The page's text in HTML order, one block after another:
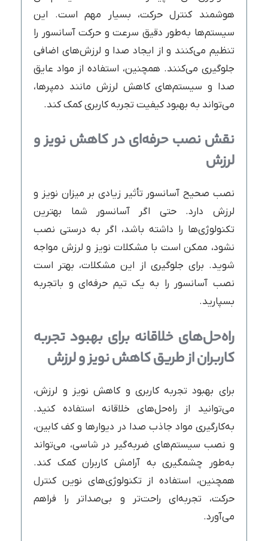
هوشمند کنترل حرکت، بسیار مهم است. این
سیستم‌ها به‌طور دقیق سرعت و حرکت آسانسور را
تنظیم می‌کنند و از ایجاد صدا و لرزش‌های اضافی
جلوگیری می‌کنند. همچنین، استفاده از مواد عایق
صدا و سیستم‌های کاهش لرزش مانند دمپرها،
می‌تواند به بهبود کیفیت تجربه کاربری کمک کند.
نقش نصب حرفه‌ای در کاهش نویز و
لرزش
نصب صحیح آسانسور تأثیر زیادی بر میزان نویز و
لرزش دارد. حتی اگر آسانسور شما بهترین
تکنولوژی‌ها را داشته باشد، اگر به درستی نصب
نشود، ممکن است با مشکلات نویز و لرزش مواجه
شوید. برای جلوگیری از این مشکلات، بهتر است
نصب آسانسور را به یک تیم حرفه‌ای و باتجربه
بسپارید.
راه‌حل‌های خلاقانه برای بهبود تجربه
کاربران از طریق کاهش نویز و لرزش
برای بهبود تجربه کاربری و کاهش نویز و لرزش،
می‌توانید از راه‌حل‌های خلاقانه استفاده کنید.
به‌کارگیری مواد جاذب صدا در دیوارها و کف کابین،
و نصب سیستم‌های ضربه‌گیر در شاسی، می‌تواند
به‌طور چشمگیری به آرامش کاربران کمک کند.
همچنین، استفاده از تکنولوژی‌های نوین کنترل
حرکت، تجربه‌ای راحت‌تر و بی‌صداتر را فراهم
می‌آورد.